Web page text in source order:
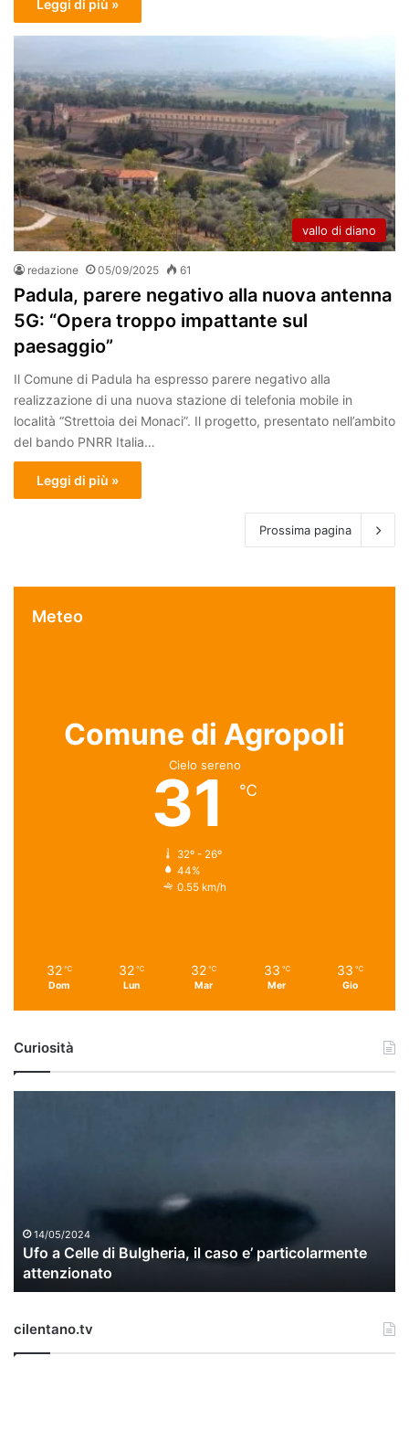
Leggi di più »
vallo di diano
redazione 05/09/2025 61
Padula, parere negativo alla nuova antenna
5G: “Opera troppo impattante sul
paesaggio”
Il Comune di Padula ha espresso parere negativo alla
realizzazione di una nuova stazione di telefonia mobile in
località “Strettoia dei Monaci”. Il progetto, presentato nell’ambito
del bando PNRR Italia…
Leggi di più »
Prossima pagina
Meteo
Comune di Agropoli
Cielo sereno
31 ℃
32º - 26º
44%
0.55 km/h
32 ℃
Dom
32 ℃
Lun
32 ℃
Mar
33 ℃
Mer
33 ℃
Gio
Curiosità
i
u
l
14/05/2024
Ufo a Celle di Bulgheria, il caso e’ particolarmente
attenzionato
cilentano.tv